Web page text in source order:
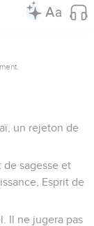
un rejeton de
de sagesse et
Esprit de
Il ne jugera pas